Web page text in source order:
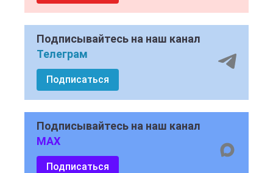
Подписывайтесь на наш канал
Телеграм
Подписаться
Подписывайтесь на наш канал
MAX
Подписаться